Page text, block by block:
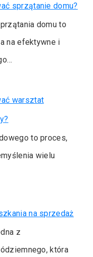
sprzątanie domu?
domu to
na efektywne i
warsztat
to proces,
wielu
na sprzedaż
z
która